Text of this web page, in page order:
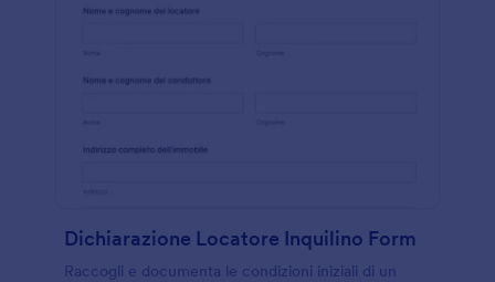
Dichiarazione Locatore Inquilino Form
Raccogli e documenta le condizioni iniziali di un